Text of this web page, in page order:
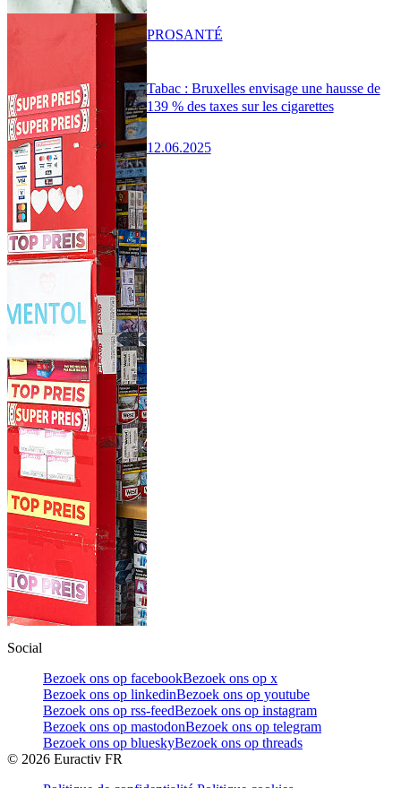
Tabac : Bruxelles envisage une hausse de
139 % des taxes sur les cigarettes
12.06.2025
PROSANTÉ
Social
Bezoek ons op facebookBezoek ons op x
Bezoek ons op linkedinBezoek ons op youtube
Bezoek ons op rss-feedBezoek ons op instagram
Bezoek ons op mastodonBezoek ons op telegram
Bezoek ons op blueskyBezoek ons op threads
© 2026 Euractiv FR